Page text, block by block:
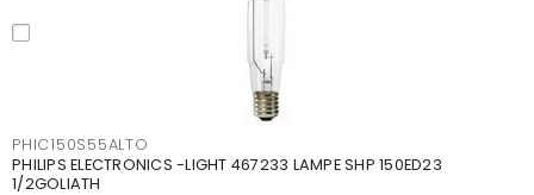
PHIC150S55ALTO
PHILIPS ELECTRONICS -LIGHT 467233 LAMPE SHP 150ED23
1/2GOLIATH